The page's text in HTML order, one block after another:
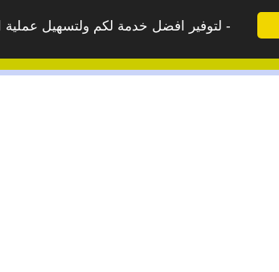
لتوفير افضل خدمة لكم ولتسهيل عملية